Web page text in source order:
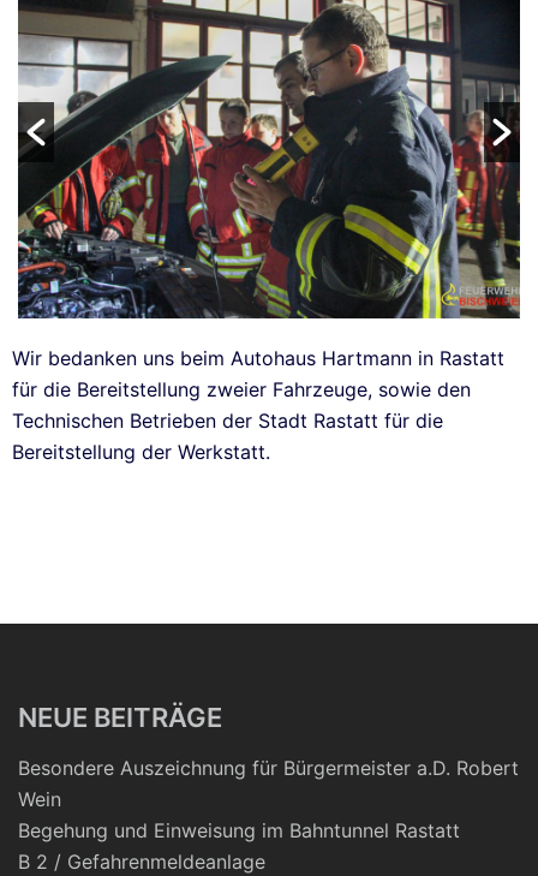
Wir bedanken uns beim Autohaus Hartmann in Rastatt
für die Bereitstellung zweier Fahrzeuge, sowie den
Technischen Betrieben der Stadt Rastatt für die
Bereitstellung der Werkstatt.
NEUE BEITRÄGE
Besondere Auszeichnung für Bürgermeister a.D. Robert
Wein
Begehung und Einweisung im Bahntunnel Rastatt
B 2 / Gefahrenmeldeanlage